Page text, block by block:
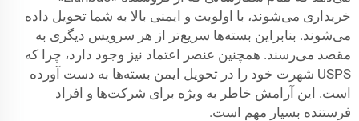
خریداری می‌شوند، با اولویت و ایمنی بالا به شما تحویل داده
می‌شوند. بنابراین بسته‌ها سریع‌تر از هر سرویس دیگری به
مقصد می‌رسند. همچنین عنصر اعتماد نیز وجود دارد، چرا که
USPS شهرت خود را در تحویل ایمن بسته‌ها به دست آورده
است. این آرامش خاطر به ویژه برای شرکت‌ها و افراد
فرستنده بسیار مهم است.